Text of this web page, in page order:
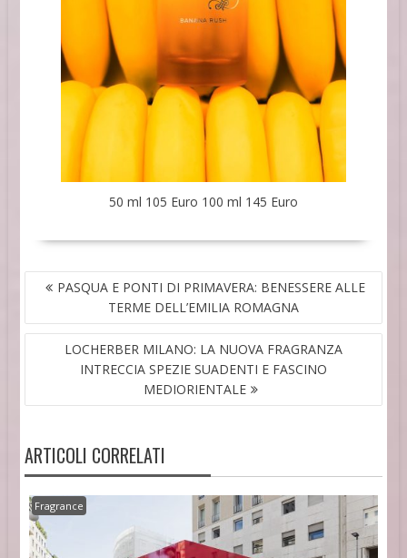
50 ml 105 Euro 100 ml 145 Euro
NAVIGAZIONE
ARTICOLI
PASQUA E PONTI DI PRIMAVERA: BENESSERE ALLE
TERME DELL’EMILIA ROMAGNA
LOCHERBER MILANO: LA NUOVA FRAGRANZA
INTRECCIA SPEZIE SUADENTI E FASCINO
MEDIORIENTALE
ARTICOLI CORRELATI
Fragrance